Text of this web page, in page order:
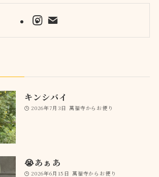
キンシバイ
2026年7月3日 萬福寺からお便り
😭あぁあ
2026年6月15日 萬福寺からお便り